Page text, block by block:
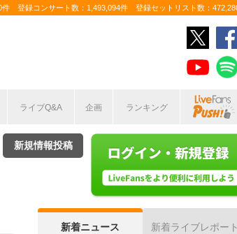
件 登録コンサート数：1,493,094件 登録セットリスト数：
ライブQ&A 企画 ランキング
新規情報投稿
新着ニュース 新着ライブレポート